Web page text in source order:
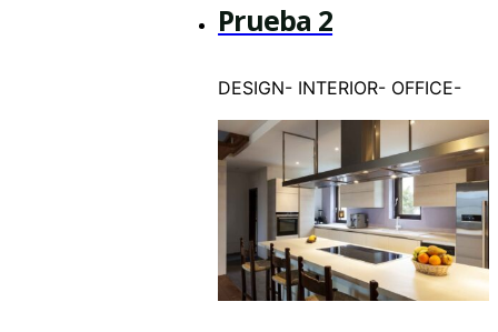
Prueba 2
DESIGN- INTERIOR- OFFICE-